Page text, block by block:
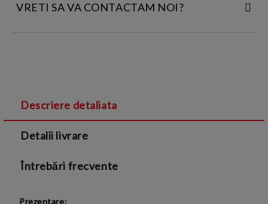
VRETI SA VA CONTACTAM NOI?
Politica de confidentialitate
Descriere detaliata
Detalii livrare
Întrebări frecvente
Prezentare: